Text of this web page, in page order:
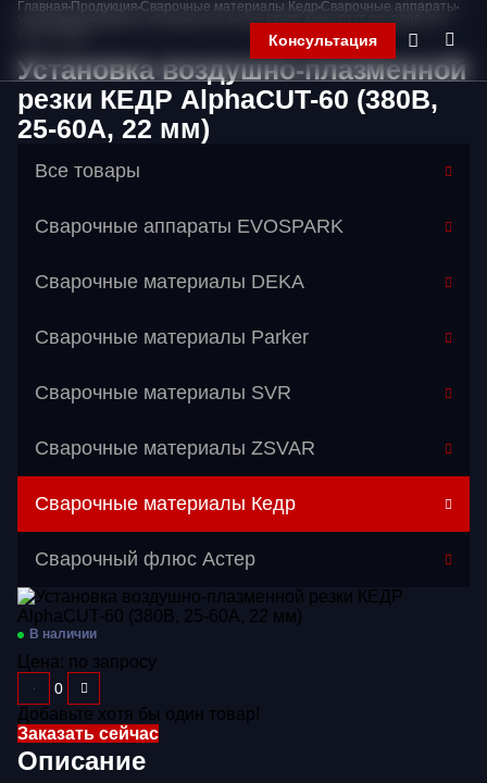
Консультация
Корзина
Главная Продукция Сварочные материалы Кедр Сварочные аппараты
Установка воздушно-плазменной резки КЕДР AlphaCUT-60 (380В, 25-
Установка воздушно-плазменной
резки КЕДР AlphaCUT-60 (380В,
25-60А, 22 мм)
Все товары
Сварочные аппараты EVOSPARK
Сварочные материалы DEKA
Сварочные материалы Parker
Сварочные материалы SVR
Сварочные материалы ZSVAR
Сварочные материалы Кедр
Перейти в категорию
Газосварочное оборудование
Дополнительное оборудование
Распродажа
Расходные материалы
Сварочные аппараты
Сварочный флюс Астер
В наличии
Цена: по запросу
Добавьте хотя бы один товар!
Заказать сейчас
Описание